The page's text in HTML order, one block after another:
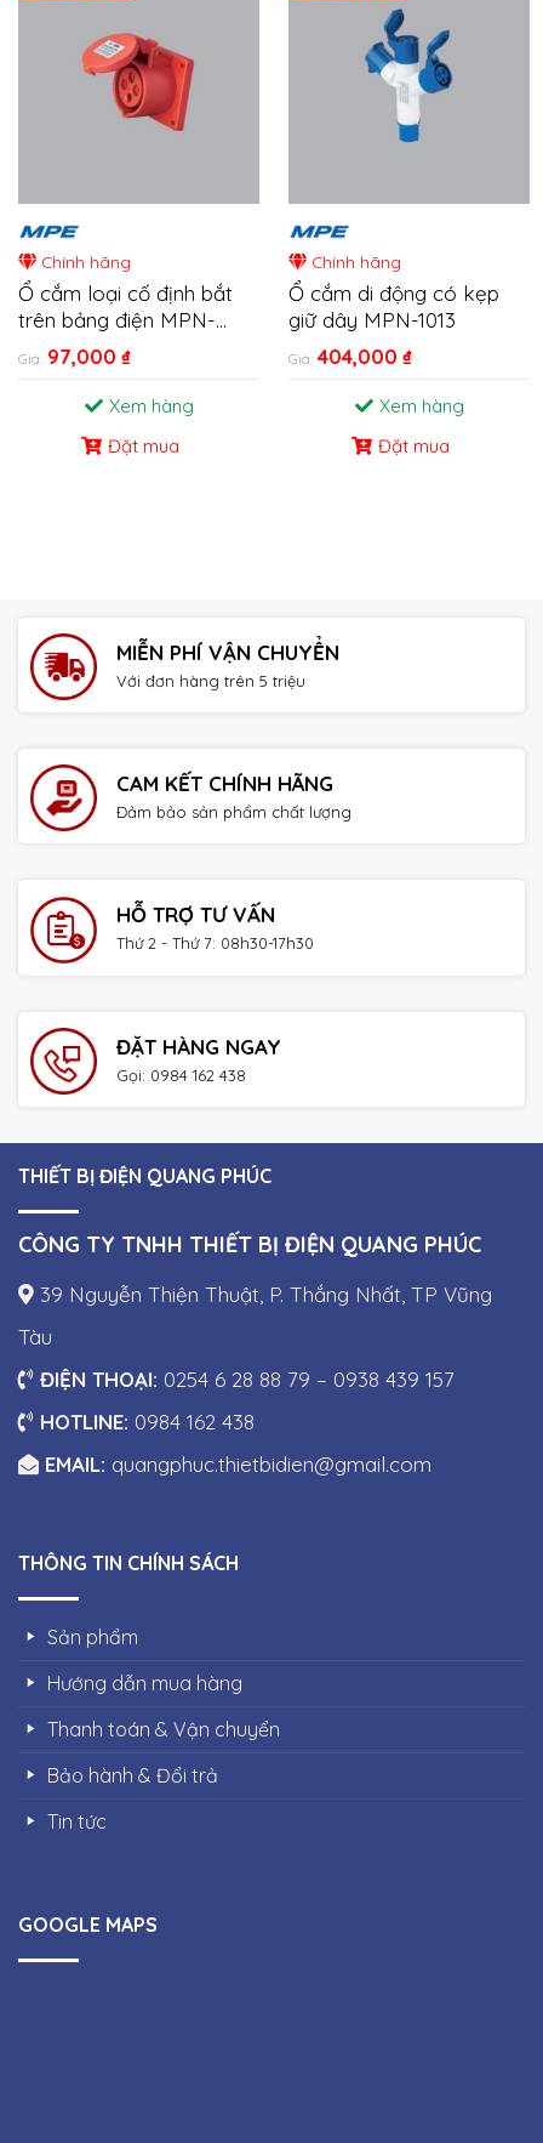
Chính hãng
Ổ cắm loại cố định bắt
trên bảng điện MPN-
314/324
Giá: 97,000 ₫
Xem hàng
Đặt mua
Chính hãng
Ổ cắm di động có kẹp
giữ dây MPN-1013
Giá: 404,000 ₫
Xem hàng
Đặt mua
MIỄN PHÍ VẬN CHUYỂN
Với đơn hàng trên 5 triệu
CAM KẾT CHÍNH HÃNG
Đảm bảo sản phẩm chất lượng
HỖ TRỢ TƯ VẤN
Thứ 2 - Thứ 7: 08h30-17h30
ĐẶT HÀNG NGAY
Gọi: 0984 162 438
THIẾT BỊ ĐIỆN QUANG PHÚC
CÔNG TY TNHH THIẾT BỊ ĐIỆN QUANG PHÚC
39 Nguyễn Thiện Thuật, P. Thắng Nhất, TP Vũng
Tàu
ĐIỆN THOẠI: 0254 6 28 88 79 – 0938 439 157
HOTLINE: 0984 162 438
EMAIL: quangphuc.thietbidien@gmail.com
THÔNG TIN CHÍNH SÁCH
Sản phẩm
Hướng dẫn mua hàng
Thanh toán & Vận chuyển
Bảo hành & Đổi trả
Tin tức
GOOGLE MAPS